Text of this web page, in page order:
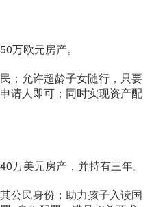
万欧元房产。
；允许超龄子女随行，只要
请人即可；同时实现资产配
万美元房产，并持有三年。
公民身份；助力孩子入读国